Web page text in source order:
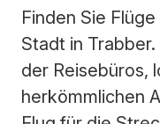
Finden Sie
Stadt in
der Reisebüros,
herkömmlichen